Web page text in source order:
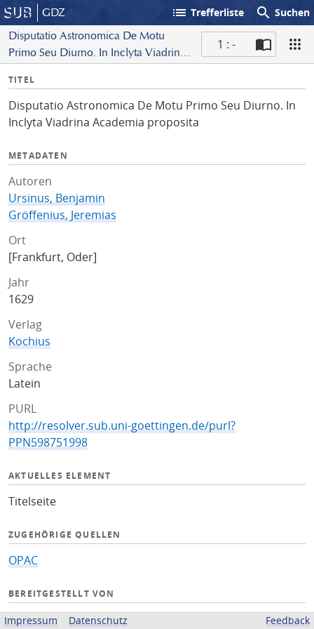
GDZ list Trefferliste search Suchen
Disputatio Astronomica De Motu
Primo Seu Diurno. In Inclyta Viadrina
1 : -
I
f
o
TITEL
Disputatio Astronomica De Motu Primo Seu Diurno. In
Inclyta Viadrina Academia proposita
METADATEN
Autoren
Ursinus, Benjamin
Gröffenius, Jeremias
Ort
[Frankfurt, Oder]
Jahr
1629
Verlag
Kochius
Sprache
Latein
PURL
http://resolver.sub.uni-goettingen.de/purl?
PPN598751998
AKTUELLES ELEMENT
Titelseite
ZUGEHÖRIGE QUELLEN
OPAC
BEREITGESTELLT VON
Niedersächsische Staats- und Universitätsbibliothek
Impressum Datenschutz Feedback